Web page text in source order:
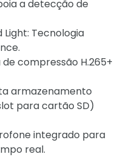
a detecção de
Tecnologia
compressão H.265+
armazenamento
para cartão SD)
integrado para
real.